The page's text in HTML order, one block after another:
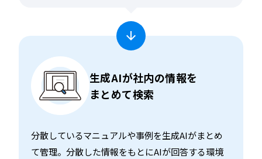
生成AIが社内の情報を
まとめて検索
分散しているマニュアルや事例を生成AIがまとめ
て管理。分散した情報をもとにAIが回答する環境